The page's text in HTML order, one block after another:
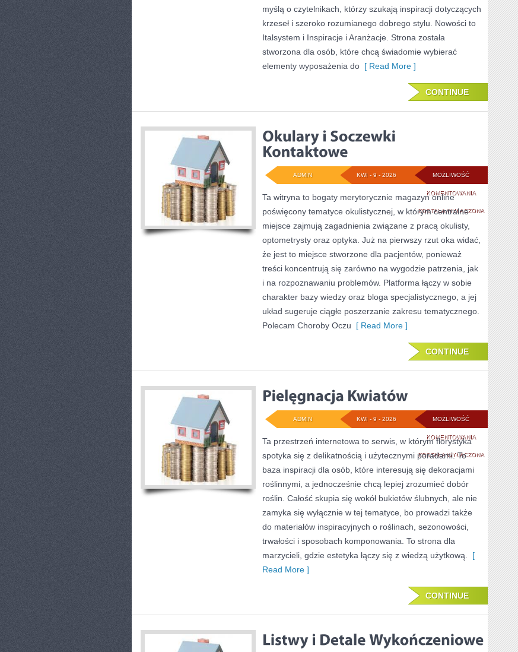
myślą o czytelnikach, którzy szukają inspiracji dotyczących
krzeseł i szeroko rozumianego dobrego stylu. Nowości to
Italsystem i Inspiracje i Aranżacje. Strona została
stworzona dla osób, które chcą świadomie wybierać
elementy wyposażenia do [ Read More ]
CONTINUE
MOŻLIWOŚĆ
KOMENTOWANIAOKULARY
I
SOCZEWKI
KONTAKTOWE
ZOSTAŁA WYŁĄCZONA
KWI - 9 - 2026
ADMIN
Ta witryna to bogaty merytorycznie magazyn online
poświęcony tematyce okulistycznej, w którym centralne
miejsce zajmują zagadnienia związane z pracą okulisty,
optometrysty oraz optyka. Już na pierwszy rzut oka widać,
że jest to miejsce stworzone dla pacjentów, ponieważ
treści koncentrują się zarówno na wygodzie patrzenia, jak
i na rozpoznawaniu problemów. Platforma łączy w sobie
charakter bazy wiedzy oraz bloga specjalistycznego, a jej
układ sugeruje ciągłe poszerzanie zakresu tematycznego.
Polecam Choroby Oczu [ Read More ]
CONTINUE
MOŻLIWOŚĆ
KOMENTOWANIAPIELĘGNACJA
KWIATÓW
ZOSTAŁA WYŁĄCZONA
KWI - 9 - 2026
ADMIN
Ta przestrzeń internetowa to serwis, w którym florystyka
spotyka się z delikatnością i użytecznymi poradami. To
baza inspiracji dla osób, które interesują się dekoracjami
roślinnymi, a jednocześnie chcą lepiej zrozumieć dobór
roślin. Całość skupia się wokół bukietów ślubnych, ale nie
zamyka się wyłącznie w tej tematyce, bo prowadzi także
do materiałów inspiracyjnych o roślinach, sezonowości,
trwałości i sposobach komponowania. To strona dla
marzycieli, gdzie estetyka łączy się z wiedzą użytkową.
[
Read More ]
CONTINUE